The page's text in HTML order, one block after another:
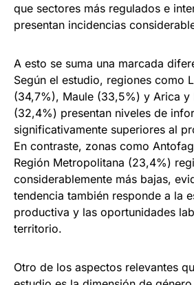
que sectores más regulados e
presentan incidencias
A esto se suma una marcada
Según el estudio, regiones como
(34,7%), Maule (33,5%) y Arica y
(32,4%) presentan niveles de
significativamente superiores al
En contraste, zonas como
Región Metropolitana (23,4%)
considerablemente más bajas,
tendencia también responde a la
productiva y las oportunidades
territorio.
Otro de los aspectos relevantes